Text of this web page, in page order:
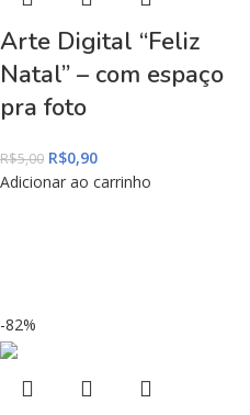
Arte Digital “Feliz
Natal” – com espaço
pra foto
R$5,00 R$0,90
Adicionar ao carrinho
-82%